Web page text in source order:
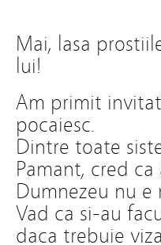
Mai, lasa
lui!
Am primit
pocaiesc.
Dintre toate
Pamant, cred
Dumnezeu nu
Vad ca si-au
daca trebuie